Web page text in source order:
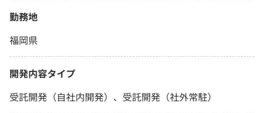
勤務地
福岡県
開発内容タイプ
受託開発（自社内開発）、受託開発（社外常駐）